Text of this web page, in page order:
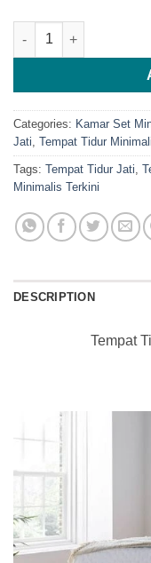
Tempat Tidur Jati
Categories: Kamar Set
Jati, Tempat Tidur
Tags: Tempat Tidur Jati,
Minimalis Terkini
DESCRIPTION
Tempat